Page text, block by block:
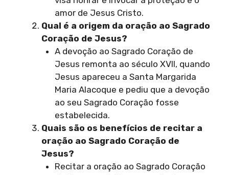
amor de Jesus Cristo.
Qual é a origem da oração ao Sagrado
Coração de Jesus?
A devoção ao Sagrado Coração de
Jesus remonta ao século XVII, quando
Jesus apareceu a Santa Margarida
Maria Alacoque e pediu que a devoção
ao seu Sagrado Coração fosse
estabelecida.
Quais são os benefícios de recitar a
oração ao Sagrado Coração de
Jesus?
Recitar a oração ao Sagrado Coração